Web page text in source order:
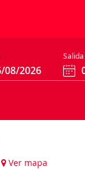
Salida
Ver mapa